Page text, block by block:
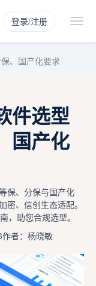
登录/注册
、国产化要求
件选型
国产化
保、分保与国产化
密、信创生态适配。
，助您合规选型。
作者：杨晓敏